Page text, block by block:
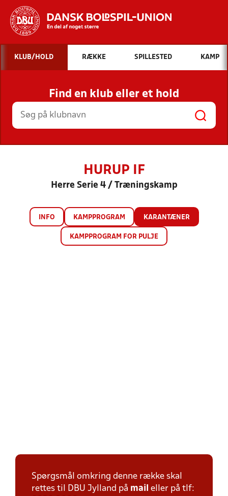
Hvad vil du søge efter?
INDHOLD OG NYHEDER
STILLINGER, RESULTATER, KLUBBER OG
HOLD
KLUB/HOLD RÆKKE SPILLESTED KAMP
Find en klub eller et hold
HURUP IF
Herre Serie 4 / Træningskamp
INFO KAMPPROGRAM KARANTÆNER
KAMPPROGRAM FOR PULJE
Spørgsmål omkring denne række skal
rettes til DBU Jylland på mail eller på tlf: